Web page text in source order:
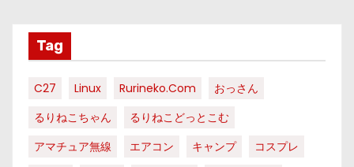
Tag
C27 Linux Rurineko.com
おっさん
るりねこちゃん
るりねこどっとこむ
アマチュア無線
エアコン キャンプ
コスプレ